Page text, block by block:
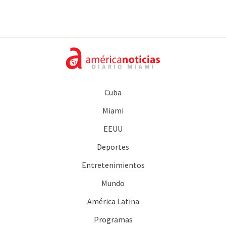
Cuba
Miami
EEUU
Deportes
Entretenimientos
Mundo
América Latina
Programas